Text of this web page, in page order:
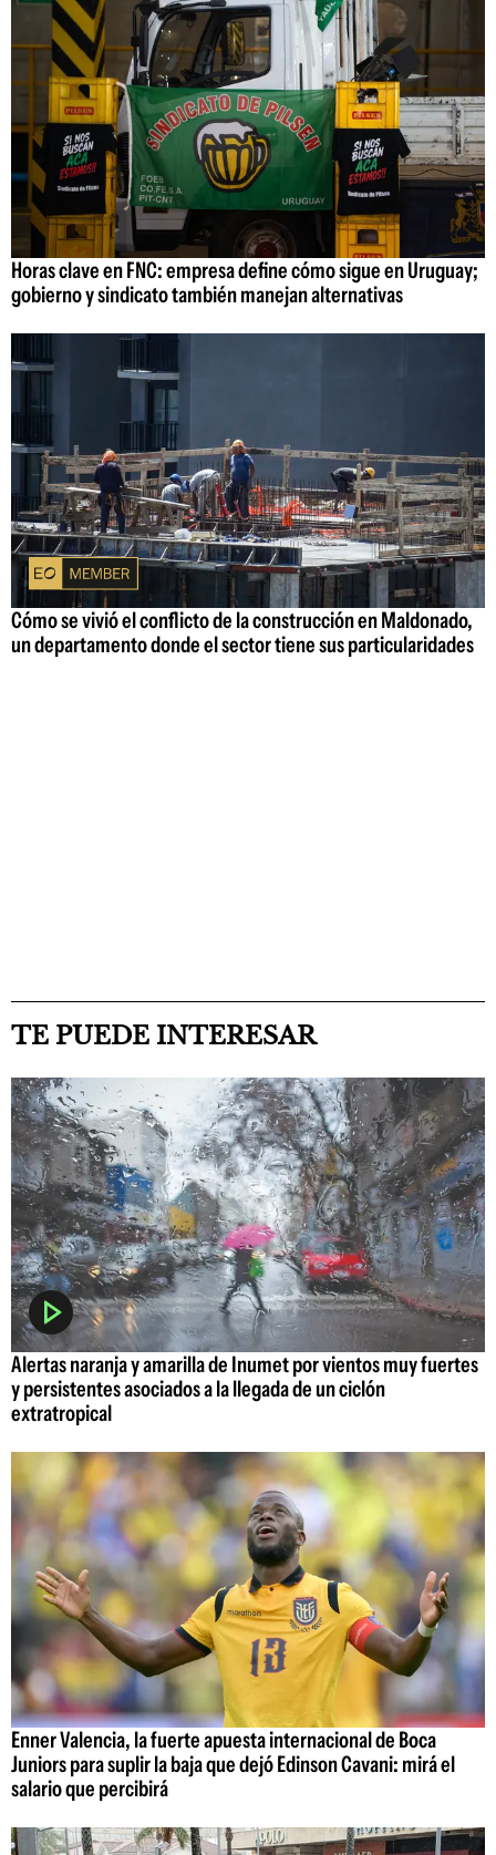
Horas clave en FNC: empresa define cómo sigue en Uruguay;
gobierno y sindicato también manejan alternativas
Cómo se vivió el conflicto de la construcción en Maldonado,
un departamento donde el sector tiene sus particularidades
TE PUEDE INTERESAR
Alertas naranja y amarilla de Inumet por vientos muy fuertes
y persistentes asociados a la llegada de un ciclón
extratropical
Enner Valencia, la fuerte apuesta internacional de Boca
Juniors para suplir la baja que dejó Edinson Cavani: mirá el
salario que percibirá